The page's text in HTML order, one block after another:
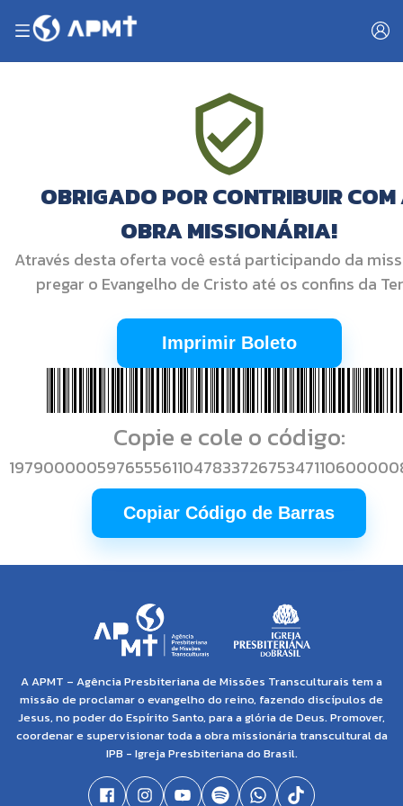
OBRIGADO POR CONTRIBUIR
OBRA MISSIONÁRIA!
Através desta oferta você está participando da
pregar o Evangelho de Cristo até os confins da
Imprimir Boleto
Copie e cole o código:
Copiar Código de Barras
A APMT – Agência Presbiteriana de Missões Transculturais tem a
missão de proclamar o evangelho do reino, fazendo discípulos de
Jesus, no poder do Espírito Santo, para a glória de Deus. Promover,
coordenar e supervisionar toda a obra missionária transcultural da
IPB - Igreja Presbiteriana do Brasil.